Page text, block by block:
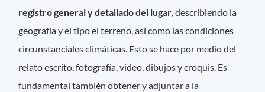
registro general y detallado del lugar, describiendo la
geografía y el tipo el terreno, así como las condiciones
circunstanciales climáticas. Esto se hace por medio del
relato escrito, fotografía, video, dibujos y croquis. Es
fundamental también obtener y adjuntar a la